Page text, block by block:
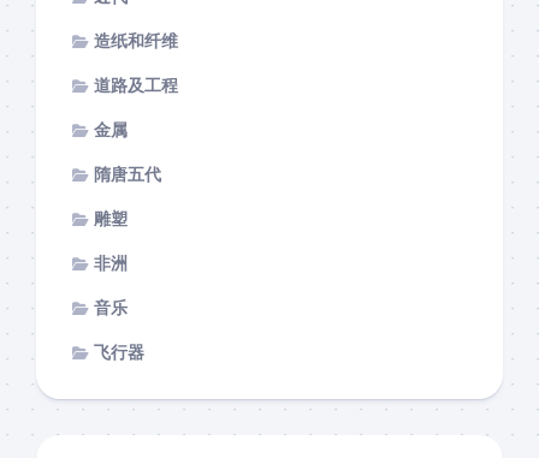
造纸和纤维
道路及工程
金属
隋唐五代
雕塑
非洲
音乐
飞行器